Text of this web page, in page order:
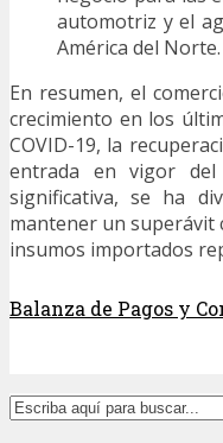
automotriz y el
América del Norte.
En resumen, el
crecimiento en los
COVID-19, la
entrada en vigor del
significativa, se ha
mantener un superávit
insumos importados
Balanza de Pagos y